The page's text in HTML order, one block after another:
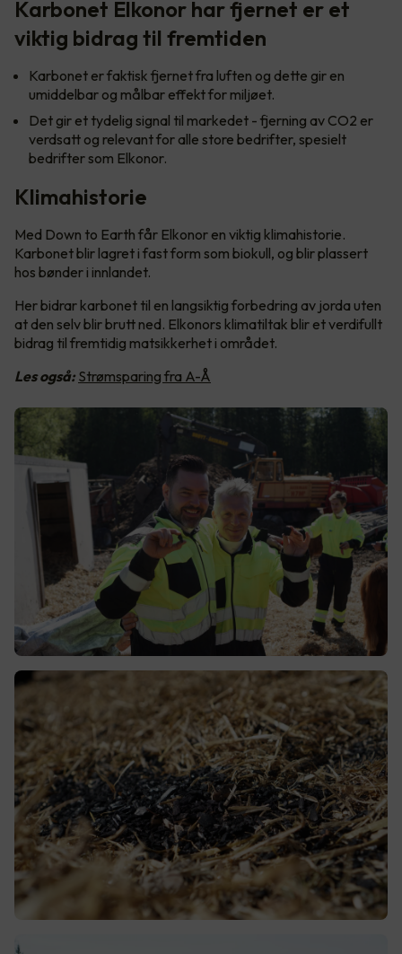
Karbonet Elkonor har fjernet er et
viktig bidrag til fremtiden
Karbonet er faktisk fjernet fra luften og dette gir en
umiddelbar og målbar effekt for miljøet.
Det gir et tydelig signal til markedet - fjerning av CO2 er
verdsatt og relevant for alle store bedrifter, spesielt
bedrifter som Elkonor.
Klimahistorie
Med Down to Earth får Elkonor en viktig klimahistorie.
Karbonet blir lagret i fast form som biokull, og blir plassert
hos bønder i innlandet.
Her bidrar karbonet til en langsiktig forbedring av jorda uten
at den selv blir brutt ned. Elkonors klimatiltak blir et verdifullt
bidrag til fremtidig matsikkerhet i området.
Les også: Strømsparing fra A-Å